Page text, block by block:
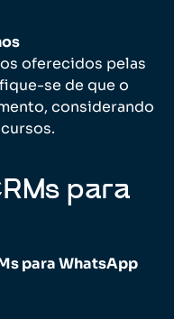
oferecidos pelas
se de que o
considerando
para
para WhatsApp